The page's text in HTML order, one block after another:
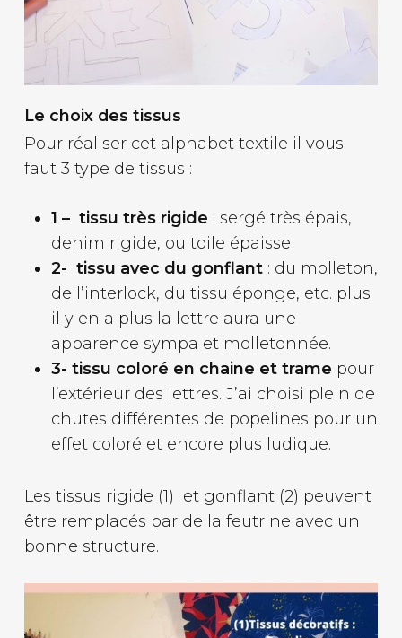
Le choix des tissus
Pour réaliser cet alphabet textile il vous
faut 3 type de tissus :
1 – tissu très rigide : sergé très épais,
denim rigide, ou toile épaisse
2- tissu avec du gonflant: du molleton,
de l’interlock, du tissu éponge, etc. plus
il y en a plus la lettre aura une
apparence sympa et molletonnée.
3- tissu coloré en chaine et trame pour
l’extérieur des lettres. J’ai choisi plein de
chutes différentes de popelines pour un
effet coloré et encore plus ludique.
Les tissus rigide (1) et gonflant (2) peuvent
être remplacés par de la feutrine avec un
bonne structure.